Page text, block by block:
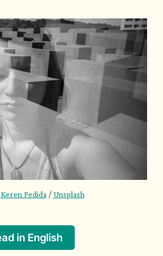
Keren Fedida / Unsplash
in English